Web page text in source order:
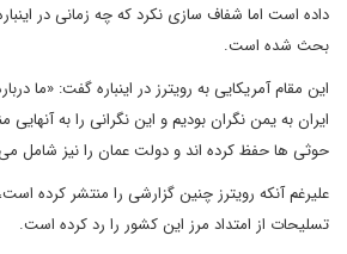
داده است اما شفاف سازی نکرد که چه زمانی در
بحث شده است.
این مقام آمریکایی به رویترز در اینباره گفت: «ما
ایران به یمن نگران بودیم و این نگرانی را به آنهایی
حوثی ها حفظ کرده اند و دولت عمان را نیز شامل
علیرغم آنکه رویترز چنین گزارشی را منتشر کرده
تسلیحات از امتداد مرز این کشور را رد کرده است.